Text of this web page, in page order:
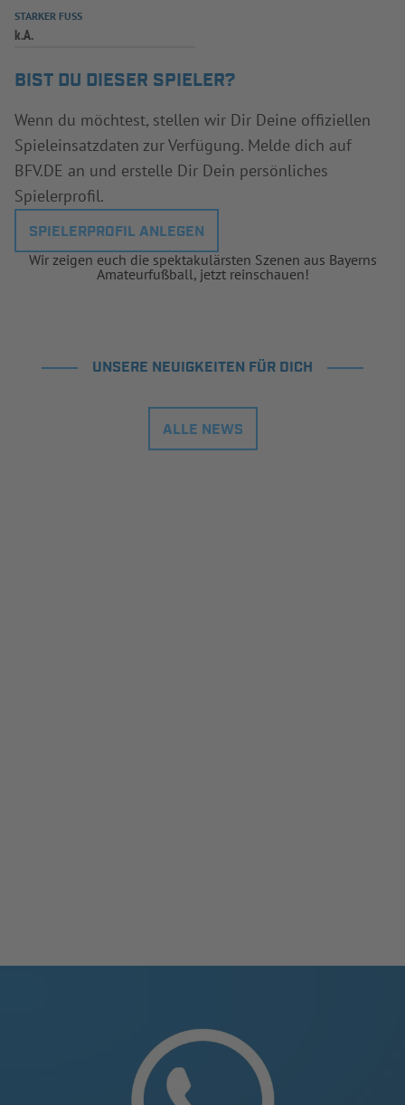
STARKER FUSS
k.A.
BIST DU DIESER SPIELER?
Wenn du möchtest, stellen wir Dir Deine offiziellen
Spieleinsatzdaten zur Verfügung. Melde dich auf
BFV.DE an und erstelle Dir Dein persönliches
Spielerprofil.
SPIELERPROFIL ANLEGEN
Wir zeigen euch die spektakulärsten Szenen aus Bayerns
Amateurfußball, jetzt reinschauen!
UNSERE NEUIGKEITEN FÜR DICH
ALLE NEWS